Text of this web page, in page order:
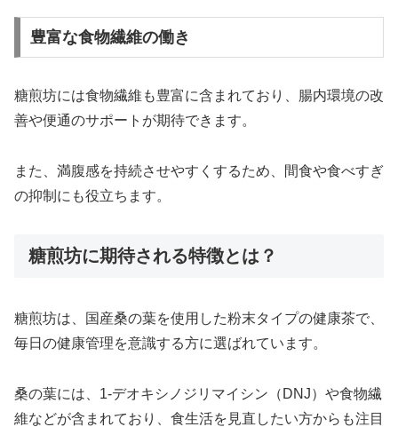
豊富な食物繊維の働き
糖煎坊には食物繊維も豊富に含まれており、腸内環境の改
善や便通のサポートが期待できます。
また、満腹感を持続させやすくするため、間食や食べすぎ
の抑制にも役立ちます。
糖煎坊に期待される特徴とは？
糖煎坊は、国産桑の葉を使用した粉末タイプの健康茶で、
毎日の健康管理を意識する方に選ばれています。
桑の葉には、1-デオキシノジリマイシン（DNJ）や食物繊
維などが含まれており、食生活を見直したい方からも注目